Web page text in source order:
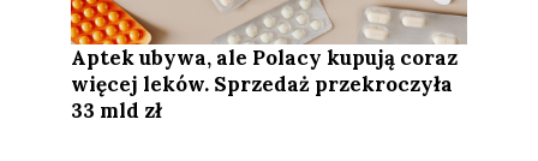
Aptek ubywa, ale Polacy kupują coraz
więcej leków. Sprzedaż przekroczyła
33 mld zł